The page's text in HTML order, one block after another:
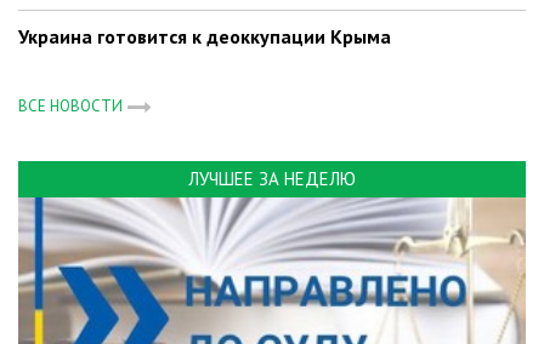
Украина готовится к деоккупации Крыма
ВСЕ НОВОСТИ
ЛУЧШЕЕ ЗА НЕДЕЛЮ